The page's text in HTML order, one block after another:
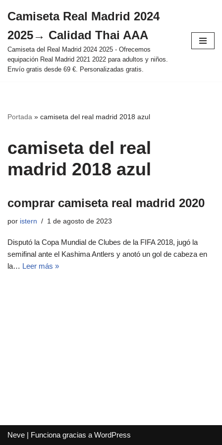
al
contenido
Camiseta Real Madrid 2024
2025→ Calidad Thai AAA
Camiseta del Real Madrid 2024 2025 - Ofrecemos
equipación Real Madrid 2021 2022 para adultos y niños.
Envío gratis desde 69 €. Personalizadas gratis.
Portada » camiseta del real madrid 2018 azul
camiseta del real
madrid 2018 azul
comprar camiseta real madrid 2020
por istern 1 de agosto de 2023
Disputó la Copa Mundial de Clubes de la FIFA 2018, jugó la
semifinal ante el Kashima Antlers y anotó un gol de cabeza en
la… Leer más »
Neve | Funciona gracias a WordPress